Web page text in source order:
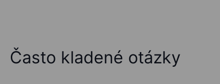
Často kladené otázky